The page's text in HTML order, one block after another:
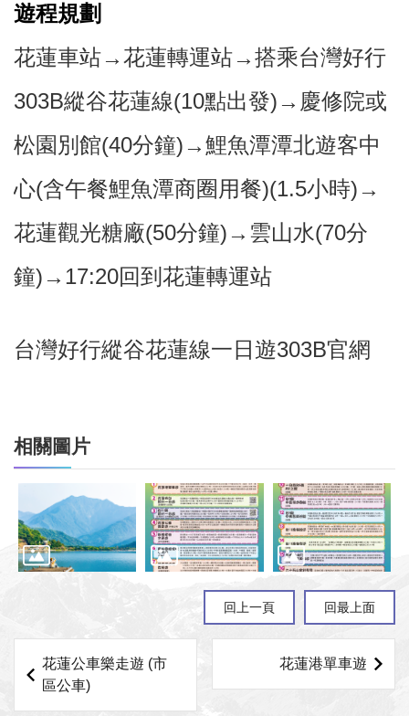
遊程規劃
花蓮車站→花蓮轉運站→搭乘台灣好行
303B縱谷花蓮線(10點出發)→慶修院或
松園別館(40分鐘)→鯉魚潭潭北遊客中
心(含午餐鯉魚潭商圈用餐)(1.5小時)→
花蓮觀光糖廠(50分鐘)→雲山水(70分
鐘)→17:20回到花蓮轉運站
台灣好行縱谷花蓮線一日遊303B官網
相關圖片
回上一頁 回最上面
花蓮公車樂走遊 (市
區公車)
花蓮港單車遊